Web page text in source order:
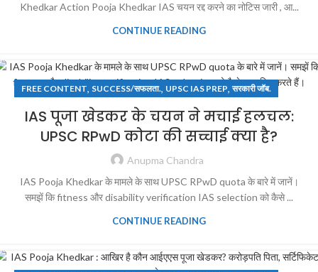
Khedkar Action Pooja Khedkar IAS चयन रद्द करने का नोटिस जारी , आ...
CONTINUE READING
FREE CONTENT, SUCCESS/सफलता., UPSC IAS PREP, सरकारी जॉब.
IAS पूजा खेडकर के चयन ने मचाई हलचल:
UPSC RPwD कोटा की सच्चाई क्या है?
Anupma Chandra
IAS Pooja Khedkar के मामले के साथ UPSC RPwD quota के बारे में जानें।
समझें कि fitness और disability verification IAS selection को कैसे ...
CONTINUE READING